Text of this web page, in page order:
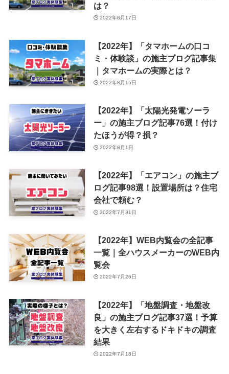
は？
2022年8月17日
【2022年】「タマホームの口コ
ミ・体験談」の施主ブログ記事集
｜タマホームの実際とは？
2022年8月15日
【2022年】「太陽光発電ソーラ
ー」の施主ブログ記事76選！付け
たほうが得？損？
2022年8月1日
【2022年】「エアコン」の施主ブ
ログ記事98選！設置場所は？住宅
会社で頼む？
2022年7月31日
【2022年】WEB内覧会の全記事
一覧｜全ハウスメーカーのWEB内
覧会
2022年7月26日
【2022年】「地盤調査・地盤改
良」の施主ブログ記事37選！予算
を大きく左右するドキドキの調査
結果
2022年7月18日